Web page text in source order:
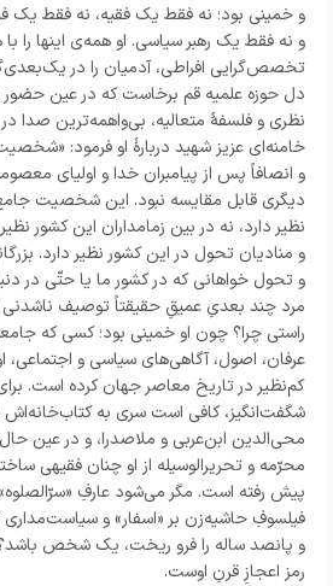
و خمینی بود؛ نه فقط یک فقیه، نه فقط یک
و نه فقط یک رهبر سیاسی. او همه‌ی اینها را
تخصص‌گرایی افراطی، آدمیان را در
دل حوزه علمیه قم برخاست که در عین حضور
نظری و فلسفه متعالیه، بی‌واهمه‌ترین صدا در
خامنه‌ای عزیز شهید درباره او فرمود:
و انصافاً پس از پیامبران خدا و اولیای
دیگری قابل مقایسه نبود. این شخصیت
نظیر دارد، نه در بین زمامداران این کشور
و منادیان تحول در این کشور نظیر دارد.
و تحول خواهانی که در کشور ما یا حتّی در
مرد چند بعدیِ عمیقِ حقیقتاً توصیف
راستی چرا؟ چون او خمینی بود؛ کسی که
عرفان، اصول، آگاهی‌های سیاسی و اجتماعی،
کم‌نظیر در تاریخ معاصر جهان کرده است.
شگفت‌انگیز، کافی است سری به کتاب‌خانه‌اش
محی‌الدین ابن‌عربی و ملاصدرا، و در عین
محرّمه و تحریرالوسیله از او چنان فقیهی
پیش رفته است. مگر می‌شود عارفِ «سرّالصلوه»
فیلسوفِ حاشیه‌زن بر «اسفار» و
و پانصد ساله را فرو ریخت، یک شخص باشد؟
رمز اعجازِ قرنِ اوست.